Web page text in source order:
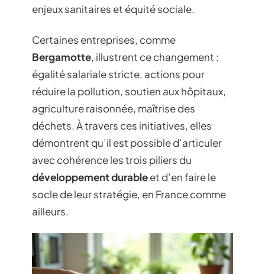
enjeux sanitaires et équité sociale.
Certaines entreprises, comme
Bergamotte, illustrent ce changement :
égalité salariale stricte, actions pour
réduire la pollution, soutien aux hôpitaux,
agriculture raisonnée, maîtrise des
déchets. À travers ces initiatives, elles
démontrent qu’il est possible d’articuler
avec cohérence les trois piliers du
développement durableet d’en faire le
socle de leur stratégie, en France comme
ailleurs.